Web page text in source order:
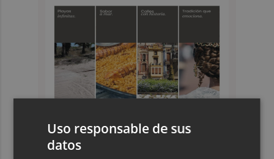
Uso responsable de sus
datos